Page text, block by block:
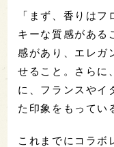
「まず、香りは
キーな質感がある
感があり、エレガ
せること。さらに
に、フランスやイ
た印象をもってい
これまでにコラボ